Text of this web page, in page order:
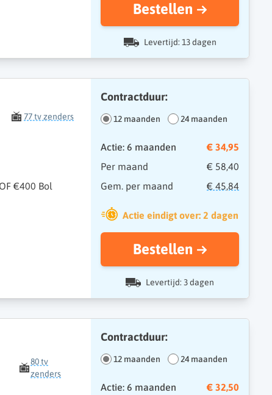
Bestellen
Levertijd: 13 dagen
77 tv zenders
€400 Bol
Contractduur:
12 maanden 24 maanden
Actie: 6 maanden
€ 34,95
Per maand
€ 58,40
Gem. per maand
€ 45,84
Actie eindigt over: 2 dagen
Bestellen
Levertijd: 3 dagen
80 tv
zenders
Contractduur:
12 maanden 24 maanden
Actie: 6 maanden
€ 32,50